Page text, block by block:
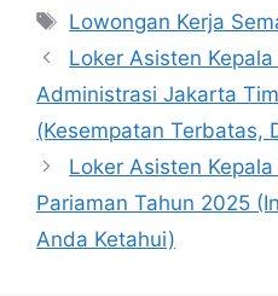
Tag
Lowongan Kerja
Loker Asisten
Administrasi Jakarta
(Kesempatan Terbatas,
Loker Asisten
Pariaman Tahun 2025
Anda Ketahui)